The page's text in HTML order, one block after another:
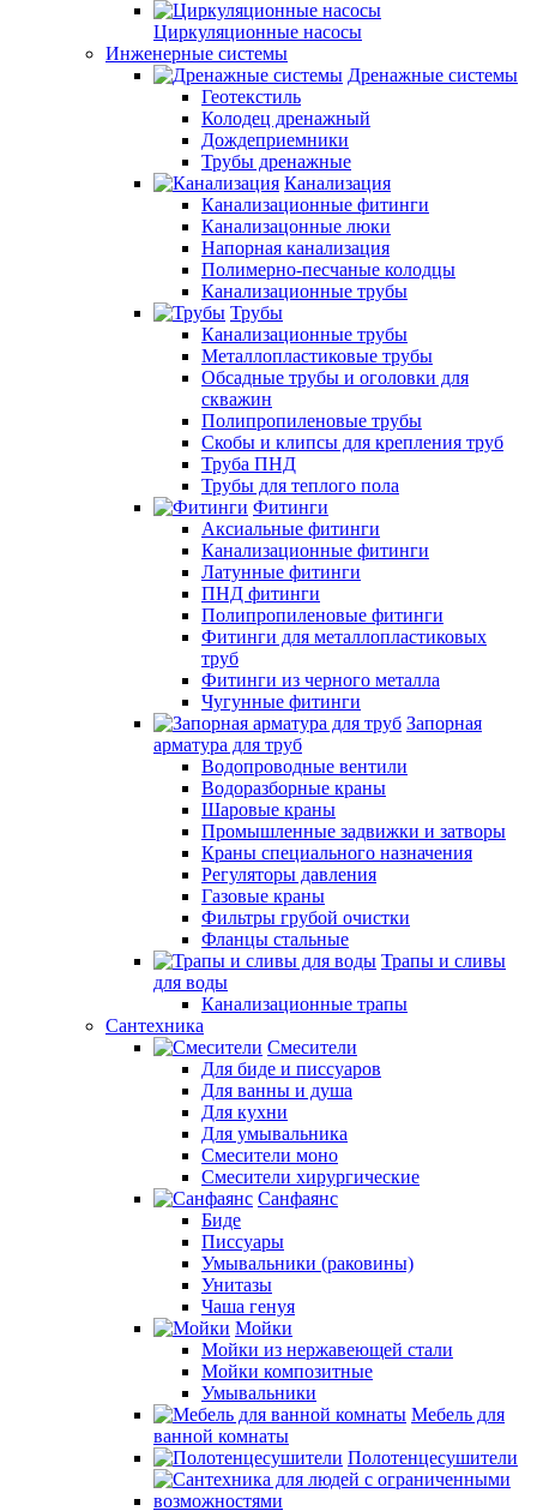
Циркуляционные насосы
Инженерные системы
Дренажные системы
Геотекстиль
Колодец дренажный
Дождеприемники
Трубы дренажные
Канализация
Канализационные фитинги
Канализацонные люки
Напорная канализация
Полимерно-песчаные колодцы
Канализационные трубы
Трубы
Канализационные трубы
Металлопластиковые трубы
Обсадные трубы и оголовки для
скважин
Полипропиленовые трубы
Скобы и клипсы для крепления труб
Труба ПНД
Трубы для теплого пола
Фитинги
Аксиальные фитинги
Канализационные фитинги
Латунные фитинги
ПНД фитинги
Полипропиленовые фитинги
Фитинги для металлопластиковых
труб
Фитинги из черного металла
Чугунные фитинги
Запорная
арматура для труб
Водопроводные вентили
Водоразборные краны
Шаровые краны
Промышленные задвижки и затворы
Краны специального назначения
Регуляторы давления
Газовые краны
Фильтры грубой очистки
Фланцы стальные
Трапы и сливы
для воды
Канализационные трапы
Сантехника
Смесители
Для биде и писсуаров
Для ванны и душа
Для кухни
Для умывальника
Смесители моно
Смесители хирургические
Санфаянс
Биде
Писсуары
Умывальники (раковины)
Унитазы
Чаша генуя
Мойки
Мойки из нержавеющей стали
Мойки композитные
Умывальники
Мебель для
ванной комнаты
Полотенцесушители